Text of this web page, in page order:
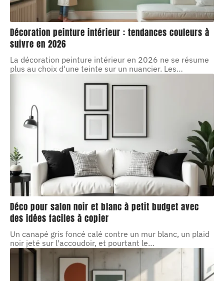
Décoration peinture intérieur : tendances couleurs à
suivre en 2026
La décoration peinture intérieur en 2026 ne se résume
plus au choix d'une teinte sur un nuancier. Les…
Déco pour salon noir et blanc à petit budget avec
des idées faciles à copier
Un canapé gris foncé calé contre un mur blanc, un plaid
noir jeté sur l'accoudoir, et pourtant le…